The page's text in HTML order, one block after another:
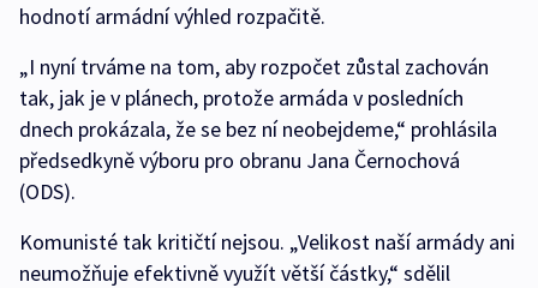
hodnotí armádní výhled rozpačitě.
„I nyní trváme na tom, aby rozpočet zůstal zachován
tak, jak je v plánech, protože armáda v posledních
dnech prokázala, že se bez ní neobejdeme,“ prohlásila
předsedkyně výboru pro obranu Jana Černochová
(ODS).
Komunisté tak kritičtí nejsou. „Velikost naší armády ani
neumožňuje efektivně využít větší částky,“ sdělil